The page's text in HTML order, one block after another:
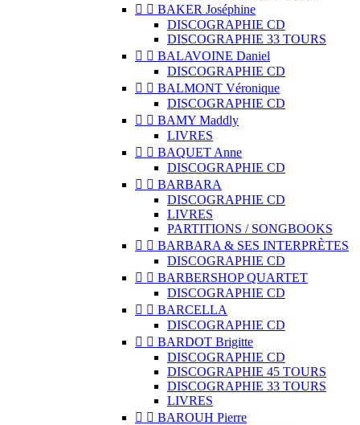
  BAKER Joséphine
DISCOGRAPHIE CD
DISCOGRAPHIE 33 TOURS
  BALAVOINE Daniel
DISCOGRAPHIE CD
  BALMONT Véronique
DISCOGRAPHIE CD
  BAMY Maddly
LIVRES
  BAQUET Anne
DISCOGRAPHIE CD
  BARBARA
DISCOGRAPHIE CD
LIVRES
PARTITIONS / SONGBOOKS
  BARBARA & SES INTERPRÈTES
DISCOGRAPHIE CD
  BARBERSHOP QUARTET
DISCOGRAPHIE CD
  BARCELLA
DISCOGRAPHIE CD
  BARDOT Brigitte
DISCOGRAPHIE CD
DISCOGRAPHIE 45 TOURS
DISCOGRAPHIE 33 TOURS
LIVRES
  BAROUH Pierre